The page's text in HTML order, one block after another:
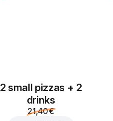
2 small pizzas + 2
drinks
21,40 €